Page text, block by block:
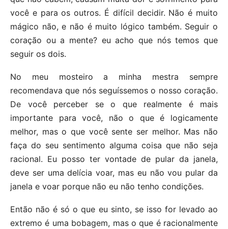
você e para os outros. É difícil decidir. Não é muito
mágico não, e não é muito lógico também. Seguir o
coração ou a mente? eu acho que nós temos que
seguir os dois.
No meu mosteiro a minha mestra sempre
recomendava que nós seguíssemos o nosso coração.
De você perceber se o que realmente é mais
importante para você, não o que é logicamente
melhor, mas o que você sente ser melhor. Mas não
faça do seu sentimento alguma coisa que não seja
racional. Eu posso ter vontade de pular da janela,
deve ser uma delícia voar, mas eu não vou pular da
janela e voar porque não eu não tenho condições.
Então não é só o que eu sinto, se isso for levado ao
extremo é uma bobagem, mas o que é racionalmente